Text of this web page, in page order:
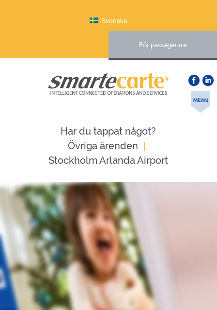
Svenska
För passagerare
Har du tappat något?
Övriga ärenden |
Stockholm Arlanda Airport